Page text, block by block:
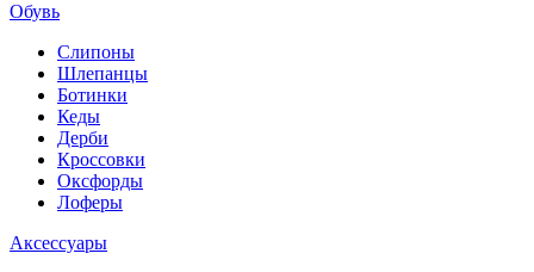
Обувь
Слипоны
Шлепанцы
Ботинки
Кеды
Дерби
Кроссовки
Оксфорды
Лоферы
Аксессуары